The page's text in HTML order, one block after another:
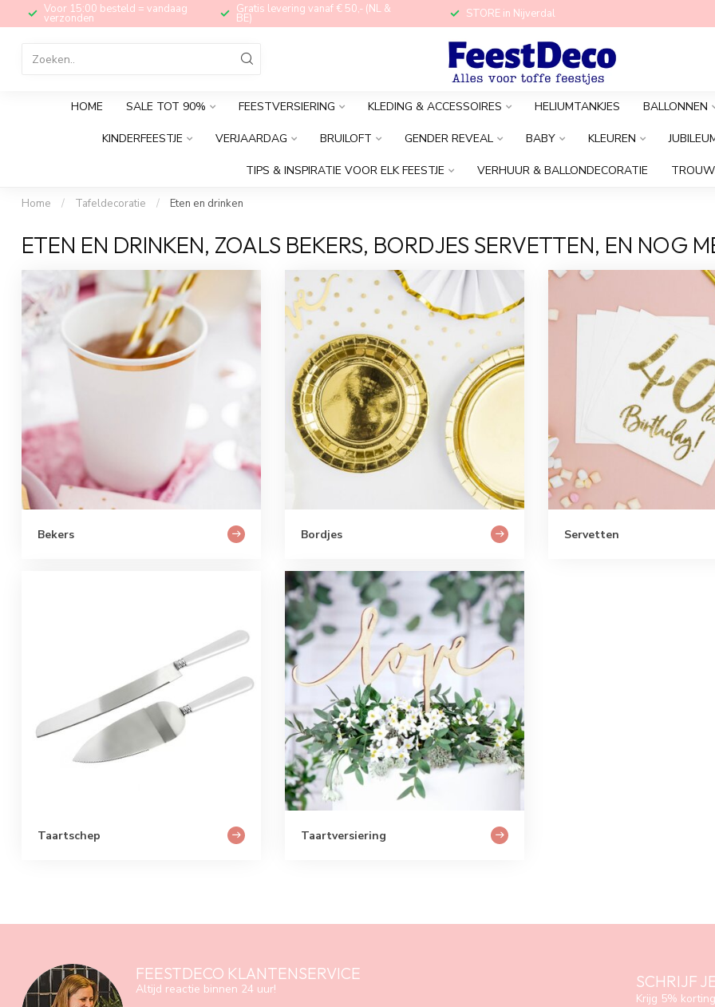
Voor 15:00 besteld = vandaag
verzonden
Gratis levering vanaf € 50,- (NL &
BE) STORE in Nijverdal
HOME SALE TOT 90% FEESTVERSIERING KLEDING & ACCESSOIRES HELIUMTANKJES BALLONNEN
KINDERFEESTJE VERJAARDAG BRUILOFT GENDER REVEAL BABY KLEUREN
TIPS & INSPIRATIE VOOR ELK FEESTJE VERHUUR & BALLONDECORATIE
Home / Tafeldecoratie / Eten en drinken
ETEN EN DRINKEN, ZOALS BEKERS, BORDJES SERVETTEN, EN NOG
Bekers Bordjes Servetten
Taartschep Taartversiering
FEESTDECO KLANTENSERVICE
Altijd reactie binnen 24 uur! SCHRIJF
Krijg 5%